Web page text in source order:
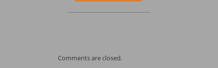
Comments are closed.